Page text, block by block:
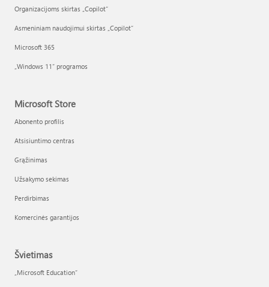
Organizacijoms skirtas „Copilot“
Asmeniniam naudojimui skirtas „Copilot“
Microsoft 365
„Windows 11“ programos
Microsoft Store
Abonento profilis
Atsisiuntimo centras
Grąžinimas
Užsakymo sekimas
Perdirbimas
Komercinės garantijos
Švietimas
„Microsoft Education“